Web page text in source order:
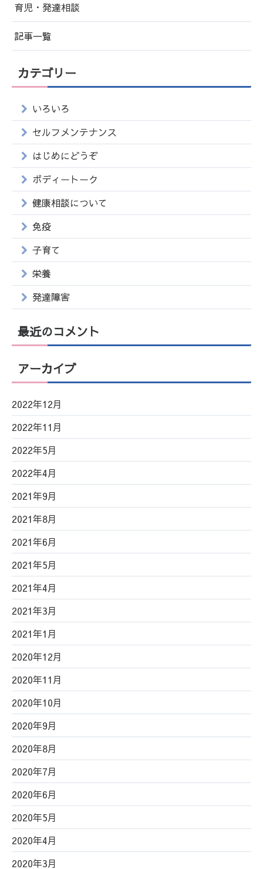
育児・発達相談
記事一覧
カテゴリー
いろいろ
セルフメンテナンス
はじめにどうぞ
ボディートーク
健康相談について
免疫
子育て
栄養
発達障害
最近のコメント
アーカイブ
2022年12月
2022年11月
2022年5月
2022年4月
2021年9月
2021年8月
2021年6月
2021年5月
2021年4月
2021年3月
2021年1月
2020年12月
2020年11月
2020年10月
2020年9月
2020年8月
2020年7月
2020年6月
2020年5月
2020年4月
2020年3月